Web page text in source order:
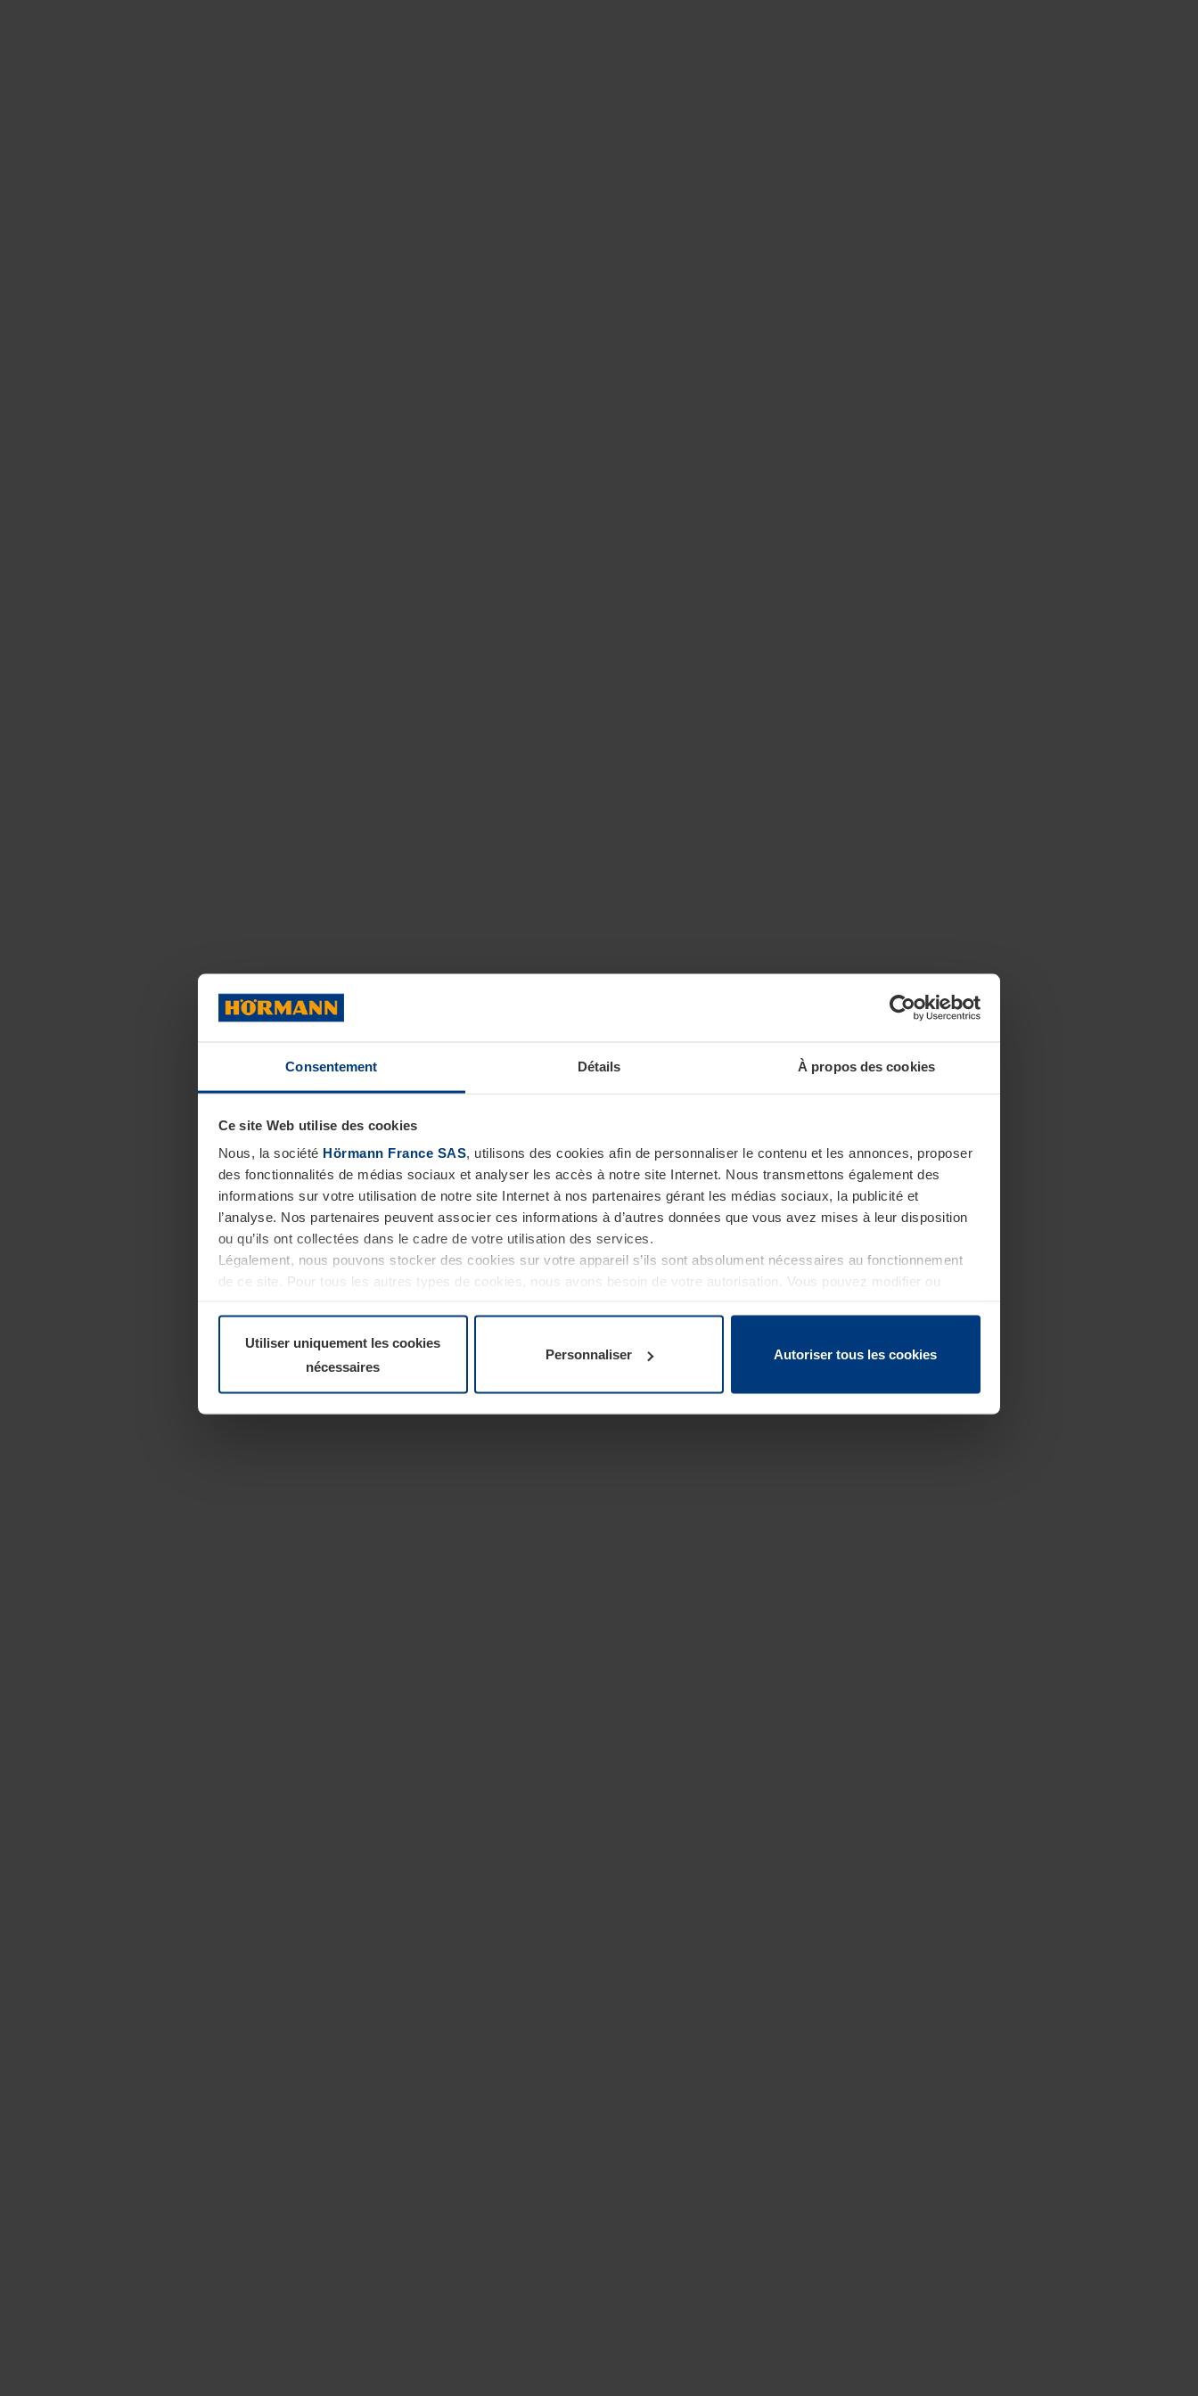
Consentement Détails À propos des cookies
Ce site Web utilise des cookies
Nous, la société Hörmann France SAS, utilisons des cookies afin de personnaliser le contenu et les annonces, proposer
des fonctionnalités de médias sociaux et analyser les accès à notre site Internet. Nous transmettons également des
informations sur votre utilisation de notre site Internet à nos partenaires gérant les médias sociaux, la publicité et
l’analyse. Nos partenaires peuvent associer ces informations à d’autres données que vous avez mises à leur disposition
ou qu’ils ont collectées dans le cadre de votre utilisation des services.
Légalement, nous pouvons stocker des cookies sur votre appareil s’ils sont absolument nécessaires au fonctionnement
de ce site. Pour tous les autres types de cookies, nous avons besoin de votre autorisation. Vous pouvez modifier ou
Utiliser uniquement les cookies
nécessaires
Personnaliser Autoriser tous les cookies